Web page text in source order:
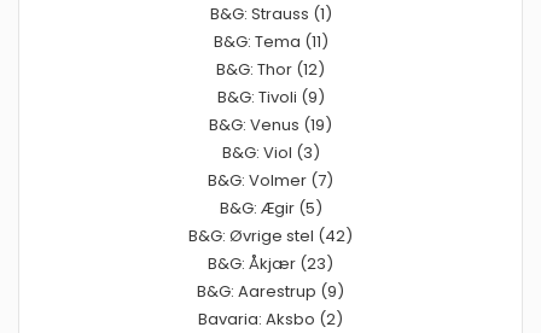
B&G: Strauss (1)
B&G: Tema (11)
B&G: Thor (12)
B&G: Tivoli (9)
B&G: Venus (19)
B&G: Viol (3)
B&G: Volmer (7)
B&G: Ægir (5)
B&G: Øvrige stel (42)
B&G: Åkjær (23)
B&G: Aarestrup (9)
Bavaria: Aksbo (2)